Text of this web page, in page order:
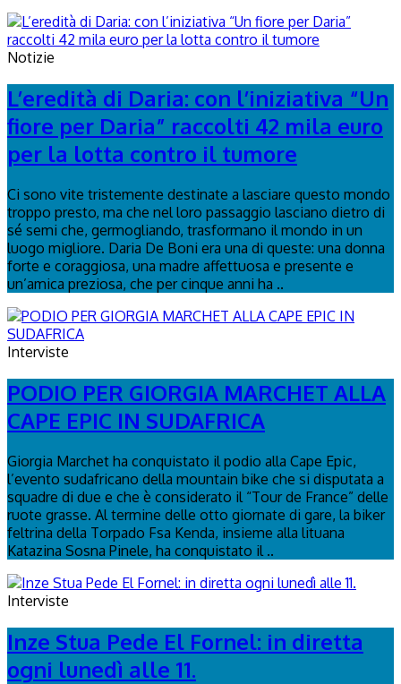
Notizie
L’eredità di Daria: con l’iniziativa “Un
fiore per Daria” raccolti 42 mila euro
per la lotta contro il tumore
Ci sono vite tristemente destinate a lasciare questo mondo
troppo presto, ma che nel loro passaggio lasciano dietro di
sé semi che, germogliando, trasformano il mondo in un
luogo migliore. Daria De Boni era una di queste: una donna
forte e coraggiosa, una madre affettuosa e presente e
un’amica preziosa, che per cinque anni ha ..
Interviste
PODIO PER GIORGIA MARCHET ALLA
CAPE EPIC IN SUDAFRICA
Giorgia Marchet ha conquistato il podio alla Cape Epic,
l’evento sudafricano della mountain bike che si disputata a
squadre di due e che è considerato il “Tour de France” delle
ruote grasse. Al termine delle otto giornate di gare, la biker
feltrina della Torpado Fsa Kenda, insieme alla lituana
Katazina Sosna Pinele, ha conquistato il ..
Interviste
Inze Stua Pede El Fornel: in diretta
ogni lunedì alle 11.